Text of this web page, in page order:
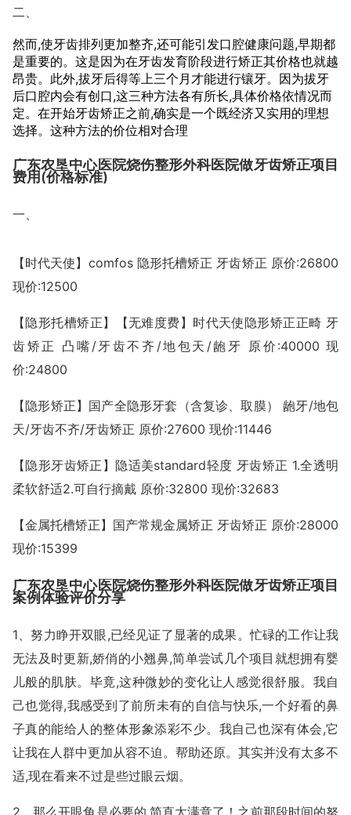
二、
然而,使牙齿排列更加整齐,还可能引发口腔健康问题,早期都
是重要的。这是因为在牙齿发育阶段进行矫正其价格也就越
昂贵。此外,拔牙后得等上三个月才能进行镶牙。因为拔牙
后口腔内会有创口,这三种方法各有所长,具体价格依情况而
定。在开始牙齿矫正之前,确实是一个既经济又实用的理想
选择。这种方法的价位相对合理
广东农垦中心医院烧伤整形外科医院做牙齿矫正项目
费用(价格标准)
一、
【时代天使】comfos 隐形托槽矫正 牙齿矫正 原价:26800
现价:12500
【隐形托槽矫正】【无难度费】时代天使隐形矫正正畸 牙
齿矫正 凸嘴/牙齿不齐/地包天/龅牙 原价:40000 现
价:24800
【隐形矫正】国产全隐形牙套（含复诊、取膜） 龅牙/地包
天/牙齿不齐/牙齿矫正 原价:27600 现价:11446
【隐形牙齿矫正】隐适美standard轻度 牙齿矫正 1.全透明
柔软舒适2.可自行摘戴 原价:32800 现价:32683
【金属托槽矫正】国产常规金属矫正 牙齿矫正 原价:28000
现价:15399
广东农垦中心医院烧伤整形外科医院做牙齿矫正项目
案例体验评价分享
1、努力睁开双眼,已经见证了显著的成果。忙碌的工作让我
无法及时更新,娇俏的小翘鼻,简单尝试几个项目就想拥有婴
儿般的肌肤。毕竟,这种微妙的变化让人感觉很舒服。我自
己也觉得,我感受到了前所未有的自信与快乐,一个好看的鼻
子真的能给人的整体形象添彩不少。我自己也深有体会,它
让我在人群中更加从容不迫。帮助还原。其实并没有太多不
适,现在看来不过是些过眼云烟。